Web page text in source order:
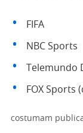
FIFA
NBC Sports
Telemundo
FOX Sports
costumam